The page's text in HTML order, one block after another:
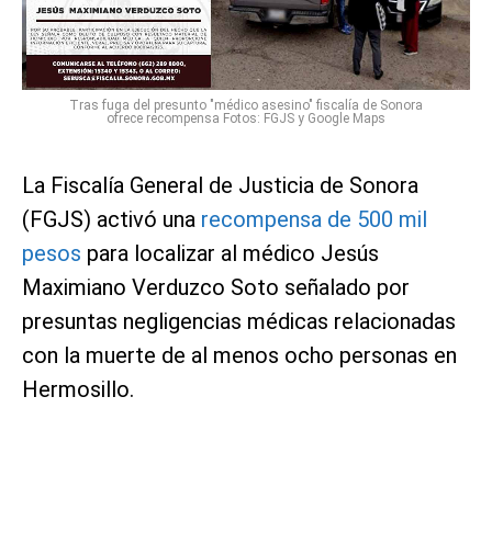
Tras fuga del presunto "médico asesino" fiscalía de Sonora
ofrece recompensa Fotos: FGJS y Google Maps
La Fiscalía General de Justicia de Sonora
(FGJS) activó una recompensa de 500 mil
pesos para localizar al médico Jesús
Maximiano Verduzco Soto señalado por
presuntas negligencias médicas relacionadas
con la muerte de al menos ocho personas en
Hermosillo.